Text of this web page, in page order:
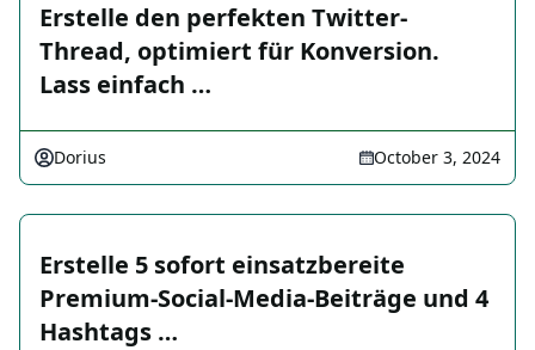
Erstelle den perfekten Twitter-
Thread, optimiert für Konversion.
Lass einfach …
Dorius October 3, 2024
Erstelle 5 sofort einsatzbereite
Premium-Social-Media-Beiträge und 4
Hashtags …